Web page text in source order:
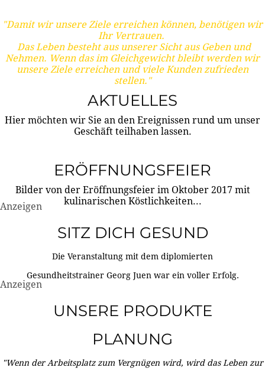
"Damit wir unsere Ziele erreichen können, benötigen wir
Ihr Vertrauen.
Das Leben besteht aus unserer Sicht aus Geben und
Nehmen. Wenn das im Gleichgewicht bleibt werden wir
unsere Ziele erreichen und viele Kunden zufrieden
stellen."
AKTUELLES
Hier möchten wir Sie an den Ereignissen rund um unser
Geschäft teilhaben lassen.
ERÖFFNUNGSFEIER
Bilder von der Eröffnungsfeier im Oktober 2017 mit
kulinarischen Köstlichkeiten...
Anzeigen
SITZ DICH GESUND
Die Veranstaltung mit dem diplomierten
Gesundheitstrainer Georg Juen war ein voller Erfolg.
Anzeigen
UNSERE PRODUKTE
PLANUNG
"Wenn der Arbeitsplatz zum Vergnügen wird, wird das Leben zur